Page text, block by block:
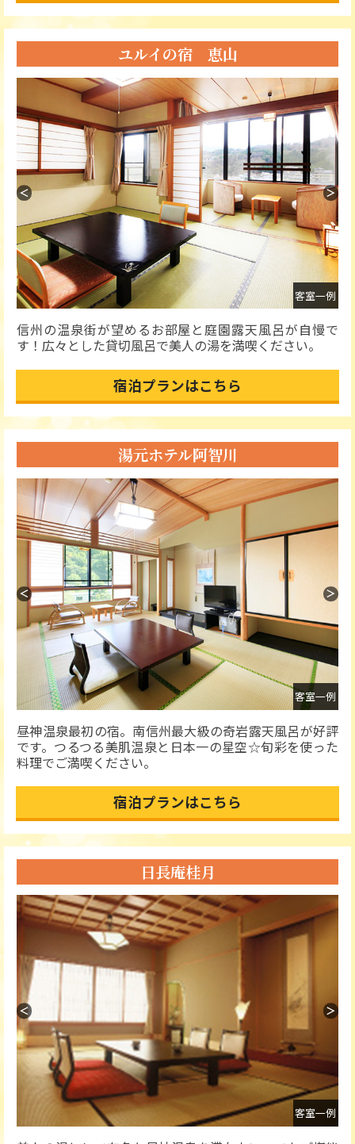
ユルイの宿 恵山
＜
客室一例
＞
信州の温泉街が望めるお部屋と庭園露天風呂が自慢で
す！広々とした貸切風呂で美人の湯を満喫ください。
宿泊プランはこちら
湯元ホテル阿智川
＜
客室一例
＞
昼神温泉最初の宿。南信州最大級の奇岩露天風呂が好評
です。つるつる美肌温泉と日本一の星空☆旬彩を使った
料理でご満喫ください。
宿泊プランはこちら
日長庵桂月
＜
客室一例
＞